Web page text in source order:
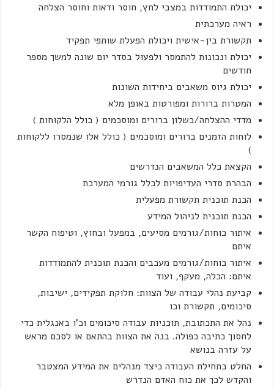
יכולת התמודדות במצבי לחץ, חוסר ודאות וחוסר הצלחה
ראיה מערכתית
תקשורת בין-אישית ויכולת הפעלת שותפי תפקיד
יכולת ונכונות להתמסר ולפעול בסדר יום שונה למשך מספר
חודשים
יכולת גיוס משאבים ביחידות השונות
המטרות ברורות ומפורטות באופן מלא
מדדי ההצלחה/כשלון ברורים ומוסכמים ( כולל הלקוחות )
לוחות הזמנים ברורים ומוסכמים ( כולל אלו שנמסרו ללקוחות
)
הקצאת כלל המשאבים הנדרשים
הבהרת סדרי העדיפויות לכלל גורמי המערכת
הכנת תוכנית תקשורת מפעלית
הכנת תוכנית לניהול המידע
איתור כוחות/גורמים מסיעים, במפעל ובחוץ, וטיפוח הקשר
איתם
איתור כוחות/גורמים מעכבים והכנת תוכנית להתמודדות
איתם: הכלה, מעקף, ועוד
קביעת נהלי עבודה של הצוות: חלוקת תפקידים, ישיבות,
סיכומים, תקשורת וכו
נהל את התכתובת, תוכניות עבודה סיכומים וכ'ו באנגלית כדי
לחסוך כתיבה כפולה. בנה את הצוות בהתאם או לסכם מראש
על עזרה בנושא
החלט בתחילת העבודה כיצד מנהלים את המידע המצטבר
והקדש לכך את כוח האדם הנדרש